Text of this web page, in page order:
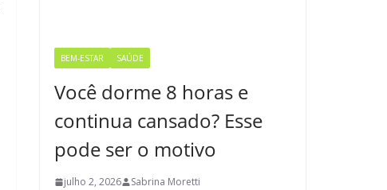
BEM-ESTAR SAÚDE
Você dorme 8 horas e
continua cansado? Esse
pode ser o motivo
julho 2, 2026 Sabrina Moretti